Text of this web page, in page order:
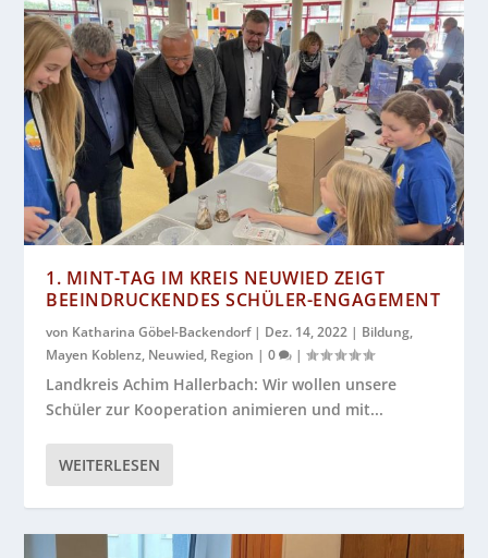
1. MINT-TAG IM KREIS NEUWIED ZEIGT
BEEINDRUCKENDES SCHÜLER-ENGAGEMENT
von Katharina Göbel-Backendorf| Dez. 14, 2022 | Bildung,
Mayen Koblenz, Neuwied, Region |0 |
Landkreis Achim Hallerbach: Wir wollen unsere
Schüler zur Kooperation animieren und mit...
WEITERLESEN